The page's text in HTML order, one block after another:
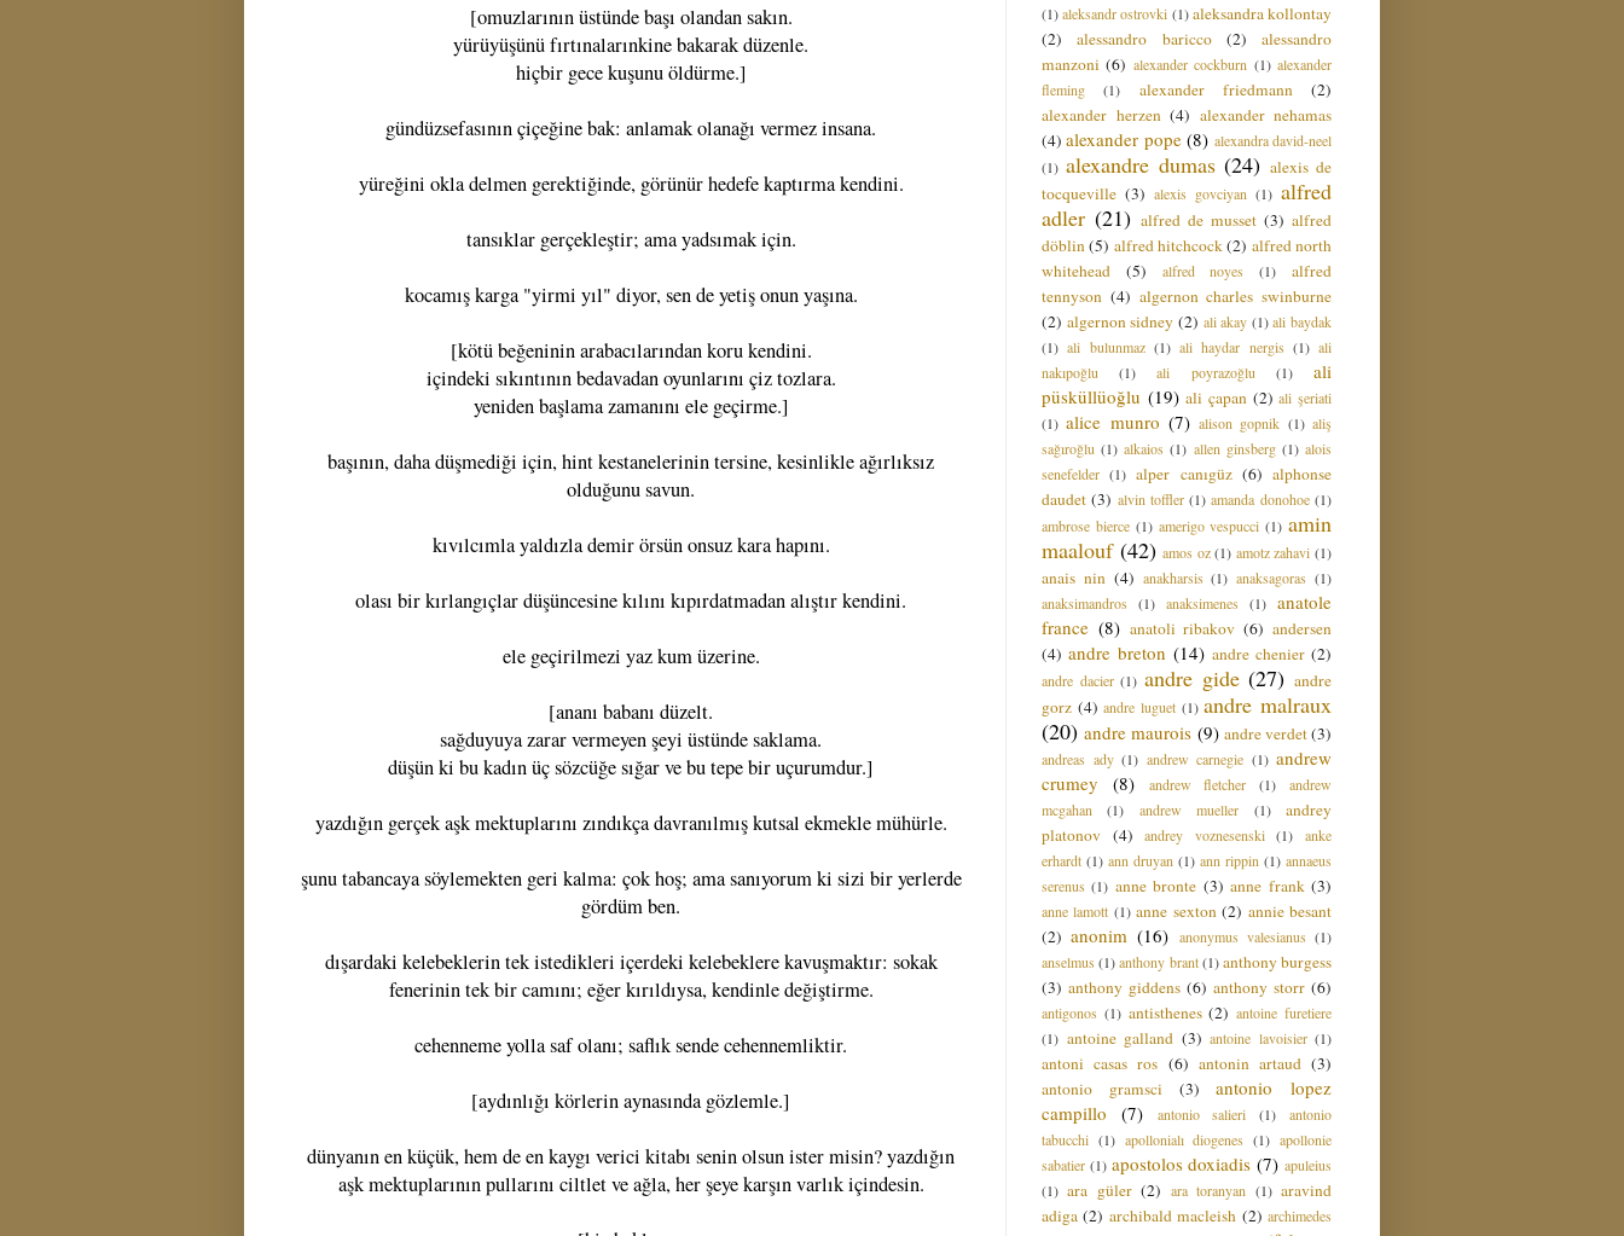
[omuzlarının üstünde başı olandan sakın.
yürüyüşünü fırtınalarınkine bakarak düzenle.
hiçbir gece kuşunu öldürme.]
gündüzsefasının çiçeğine bak: anlamak olanağı vermez insana.
yüreğini okla delmen gerektiğinde, görünür hedefe kaptırma kendini.
tansıklar gerçekleştir; ama yadsımak için.
kocamış karga "yirmi yıl" diyor, sen de yetiş onun yaşına.
[kötü beğeninin arabacılarından koru kendini.
içindeki sıkıntının bedavadan oyunlarını çiz tozlara.
yeniden başlama zamanını ele geçirme.]
başının, daha düşmediği için, hint kestanelerinin tersine, kesinlikle ağırlıksız
olduğunu savun.
kıvılcımla yaldızla demir örsün onsuz kara hapını.
olası bir kırlangıçlar düşüncesine kılını kıpırdatmadan alıştır kendini.
ele geçirilmezi yaz kum üzerine.
[ananı babanı düzelt.
sağduyuya zarar vermeyen şeyi üstünde saklama.
düşün ki bu kadın üç sözcüğe sığar ve bu tepe bir uçurumdur.]
yazdığın gerçek aşk mektuplarını zındıkça davranılmış kutsal ekmekle mühürle.
şunu tabancaya söylemekten geri kalma: çok hoş; ama sanıyorum ki sizi bir yerlerde
gördüm ben.
dışardaki kelebeklerin tek istedikleri içerdeki kelebeklere kavuşmaktır: sokak
fenerinin tek bir camını; eğer kırıldıysa, kendinle değiştirme.
cehenneme yolla saf olanı; saflık sende cehennemliktir.
[aydınlığı körlerin aynasında gözlemle.]
dünyanın en küçük, hem de en kaygı verici kitabı senin olsun ister misin? yazdığın
aşk mektuplarının pullarını ciltlet ve ağla, her şeye karşın varlık içindesin.
(1) aleksandr ostrovki (1) aleksandra kollontay
(2)
alessandro baricco (2)
alessandro
manzoni (6) alexander cockburn (1) alexander
fleming
(1) alexander friedmann
(2)
alexander herzen (4) alexander nehamas
(4) alexander pope (8) alexandra david-neel
(1) alexandre dumas (24) alexis de
tocqueville (3) alexis govciyan (1) alfred
adler (21) alfred de musset (3) alfred
döblin (5) alfred hitchcock(2) alfred north
whitehead
(5) alfred noyes (1)
alfred
tennyson (4) algernon charles swinburne
(2) algernon sidney (2) ali akay (1) ali baydak
(1) ali bulunmaz (1) ali haydar nergis (1) ali
nakıpoğlu
(1) ali poyrazoğlu (1)
ali
püsküllüoğlu (19) ali çapan (2) ali şeriati
(1) alice munro (7) alison gopnik (1) aliş
sağıroğlu (1) alkaios (1) allen ginsberg (1) alois
senefelder (1) alper canıgüz (6) alphonse
daudet (3) alvin toffler (1) amanda donohoe (1)
ambrose bierce (1) amerigo vespucci (1) amin
maalouf (42) amos oz (1) amotz zahavi (1)
anais nin (4) anakharsis (1) anaksagoras (1)
anaksimandros
(1) anaksimenes (1) anatole
france (8) anatoli ribakov (6) andersen
(4) andre breton (14) andre chenier (2)
andre dacier (1) andre gide (27) andre
gorz (4) andre luguet (1) andre malraux
(20) andre maurois (9) andre verdet(3)
andreas ady (1) andrew carnegie (1) andrew
crumey
(8) andrew fletcher (1)
andrew
mcgahan
(1) andrew mueller (1)
andrey
platonov (4) andrey voznesenski (1)
anke
erhardt (1) ann druyan (1) ann rippin (1) annaeus
serenus (1) anne bronte (3) anne frank (3)
anne lamott (1) anne sexton (2) annie besant
(2) anonim (16) anonymus valesianus (1)
anselmus (1) anthony brant (1) anthony burgess
(3) anthony giddens (6) anthony storr (6)
antigonos (1) antisthenes (2) antoine furetiere
(1) antoine galland (3) antoine lavoisier (1)
antoni casas ros (6) antonin artaud (3)
antonio gramsci
(3)
antonio lopez
campillo
(7) antonio salieri (1)
antonio
tabucchi (1) apollonialı diogenes (1) apollonie
sabatier (1) apostolos doxiadis (7) apuleius
(1) ara güler (2) ara toranyan (1) aravind
adiga (2) archibald macleish (2) archimedes